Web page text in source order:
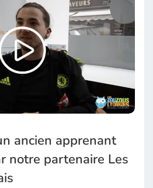
ancien apprenant
notre partenaire Les